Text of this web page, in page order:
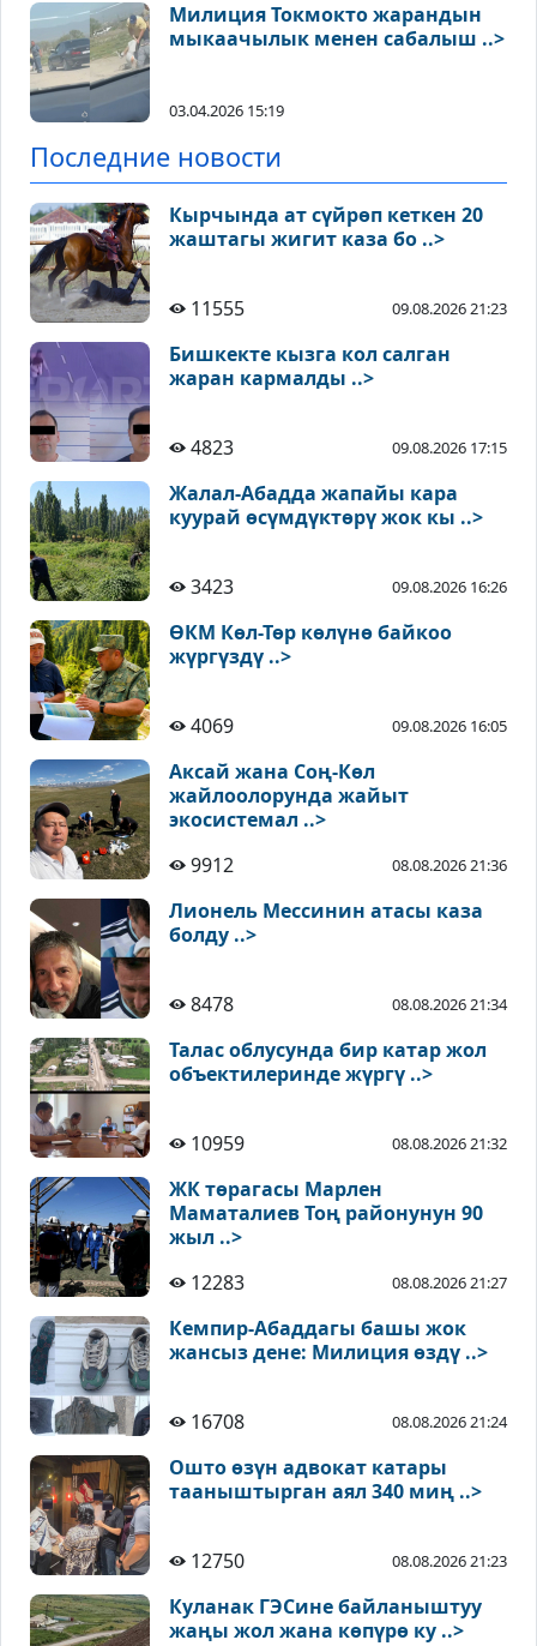
Милиция Токмокто жарандын
мыкаачылык менен сабалыш ..>
03.04.2026 15:19
Последние новости
Кырчында ат сүйрөп кеткен 20
жаштагы жигит каза бо ..>
11555 09.08.2026 21:23
Бишкекте кызга кол салган
жаран кармалды ..>
4823 09.08.2026 17:15
Жалал-Абадда жапайы кара
куурай өсүмдүктөрү жок кы ..>
3423 09.08.2026 16:26
ӨКМ Көл-Төр көлүнө байкоо
жүргүздү ..>
4069 09.08.2026 16:05
Аксай жана Соң-Көл
жайлоолорунда жайыт
экосистемал ..>
9912
08.08.2026 21:36
Лионель Мессинин атасы каза
болду ..>
8478 08.08.2026 21:34
Талас облусунда бир катар жол
объектилеринде жүргү ..>
10959 08.08.2026 21:32
ЖК төрагасы Марлен
Маматалиев Тоң районунун 90
жыл ..>
12283
08.08.2026 21:27
Кемпир-Абаддагы башы жок
жансыз дене: Милиция өздү ..>
16708 08.08.2026 21:24
Ошто өзүн адвокат катары
тааныштырган аял 340 миң ..>
12750 08.08.2026 21:23
Куланак ГЭСине байланыштуу
жаңы жол жана көпүрө ку ..>